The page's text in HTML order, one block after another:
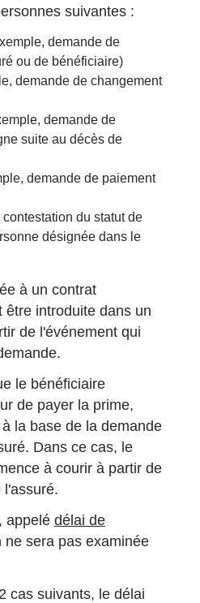
suivantes :
demande de
ou de bénéficiaire)
demande de changement
demande de
suite au décès de
demande de paiement
du statut de
désignée dans le
à un contrat
être introduite dans un
de l'événement qui
le bénéficiaire
de payer la prime,
la base de la demande
Dans ce cas, le
à courir à partir de
l'assuré.
appelé délai de
ne sera pas examinée
cas suivants, le délai